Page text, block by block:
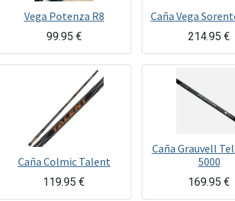
Vega Potenza R8
99.95 €
Caña Vega
214.95 €
Caña Colmic Talent
119.95 €
Caña Grauvell
5000
169.95 €